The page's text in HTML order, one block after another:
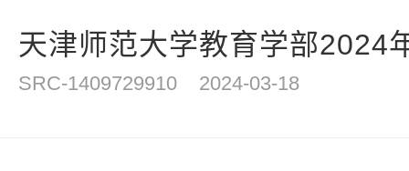
天津师范大学教育学部2024
SRC-1409729910 2024-03-18